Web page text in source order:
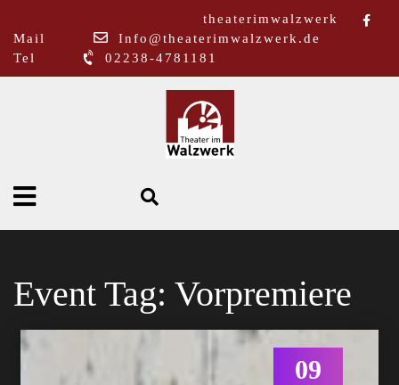
theaterimwalzwerk
Mail
Info@theaterimwalzwerk.de
Tel
02238-4781181
Event Tag: Vorpremiere
09